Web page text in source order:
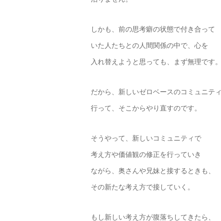
しかも、前の思考癖の状態で付き合って
いた人たちとの人間関係の中で、心を
入れ替えようと思っても、まず無理です
だから、新しいゼロベースのコミュニテ
行って、そこからやり直すのです。
そうやって、新しいコミュニティで
考え方や価値観の修正を行っていき
ながら、奥さんや兄妹と接するときも、
その新たな考え方で接していく。
もし新しい考え方が腹落ちしてきたら、